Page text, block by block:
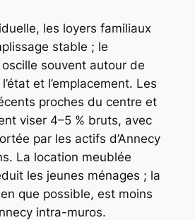
les loyers familiaux
stable ; le
souvent autour de
et l’emplacement. Les
proches du centre et
viser 4–5 % bruts, avec
par les actifs d’Annecy
La location meublée
les jeunes ménages ; la
que possible, est moins
intra-muros.